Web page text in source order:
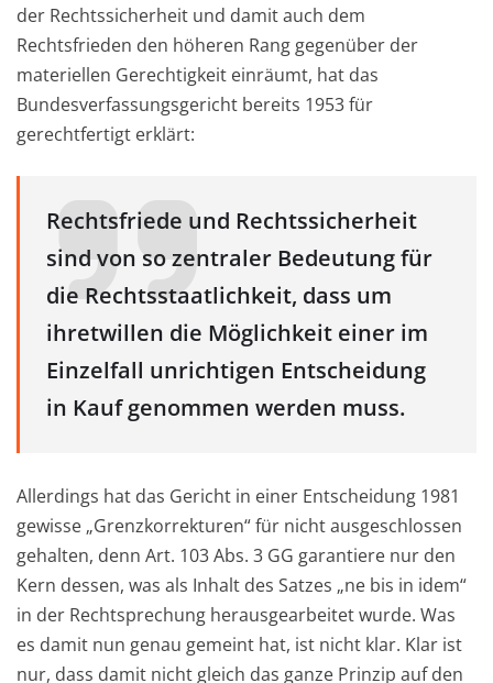
der Rechtssicherheit und damit auch dem
Rechtsfrieden den höheren Rang gegenüber der
materiellen Gerechtigkeit einräumt, hat das
Bundesverfassungsgericht bereits 1953 für
gerechtfertigt erklärt:
Rechtsfriede und Rechtssicherheit
sind von so zentraler Bedeutung für
die Rechtsstaatlichkeit, dass um
ihretwillen die Möglichkeit einer im
Einzelfall unrichtigen Entscheidung
in Kauf genommen werden muss.
Allerdings hat das Gericht in einer Entscheidung 1981
gewisse „Grenzkorrekturen“ für nicht ausgeschlossen
gehalten, denn Art. 103 Abs. 3 GG garantiere nur den
Kern dessen, was als Inhalt des Satzes „ne bis in idem“
in der Rechtsprechung herausgearbeitet wurde. Was
es damit nun genau gemeint hat, ist nicht klar. Klar ist
nur, dass damit nicht gleich das ganze Prinzip auf den